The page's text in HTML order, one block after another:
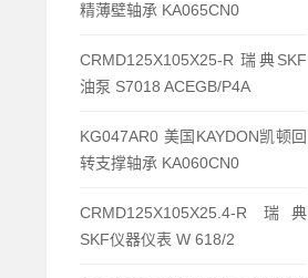
精薄壁轴承 KA065CN0
CRMD125X105X25-R 瑞典SKF
油泵 S7018 ACEGB/P4A
KG047AR0 美国KAYDON凯顿回
转支撑轴承 KA060CN0
CRMD125X105X25.4-R 瑞典
SKF仪器仪表 W 618/2